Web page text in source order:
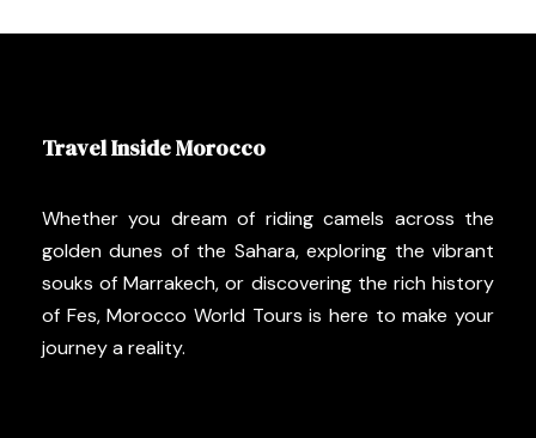
Travel Inside Morocco
Whether you dream of riding camels across the
golden dunes of the Sahara, exploring the vibrant
souks of Marrakech, or discovering the rich history
of Fes, Morocco World Tours is here to make your
journey a reality.